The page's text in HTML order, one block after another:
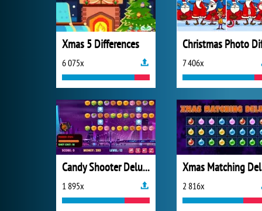
Xmas 5 Differences
6 075x 7 406x
Candy Shooter Deluxe
1 895x 2 816x